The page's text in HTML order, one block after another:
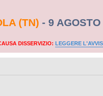
(TN) - 9 AGOSTO
DISSERVIZIO: LEGGERE